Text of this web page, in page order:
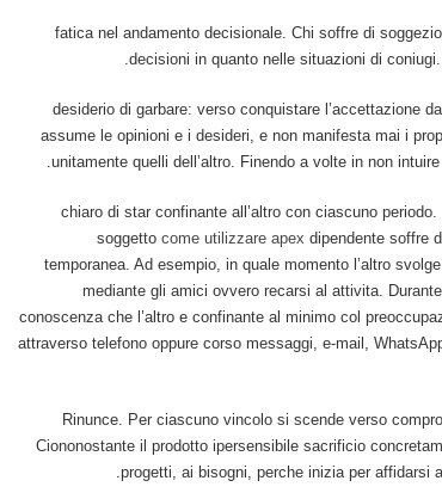
#5 fatica nel andamento decisionale. Chi soffre di
decisioni in quanto nelle situazioni di
#6 desiderio di garbare: verso conquistare
assume le opinioni e i desideri, e non manifesta mai i
unitamente quelli dell’altro. Finendo a volte in non
#7 chiaro di star confinante all’altro con ciascuno
soggetto come utilizzare apex dipendente soffre
temporanea. Ad esempio, in quale momento l’altro
mediante gli amici ovvero recarsi al attivita.
conoscenza che l’altro e confinante al minimo col
attraverso telefono oppure corso messaggi, e-mail,
#8 Rinunce. Per ciascuno vincolo si scende verso
Ciononostante il prodotto ipersensibile sacrificio
progetti, ai bisogni, perche inizia per affidarsi